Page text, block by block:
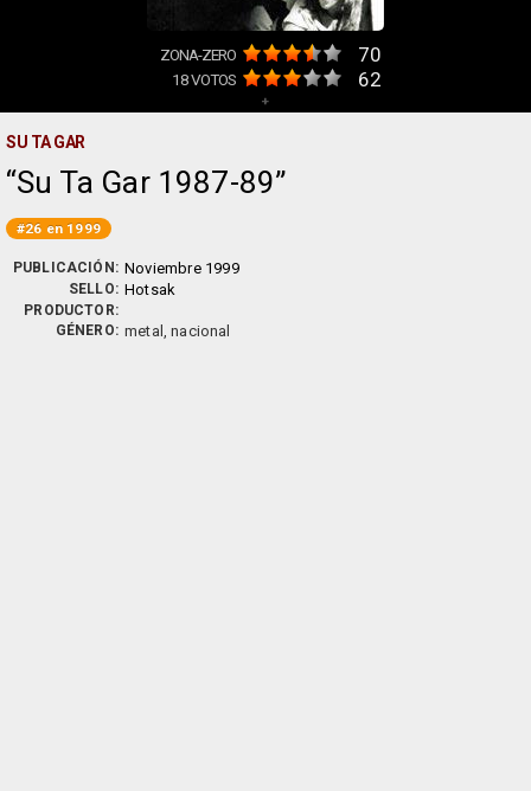
ZONA-ZERO 70
18VOTOS 62
+
SU TA GAR
Su Ta Gar 1987-89
#26 en 1999
PUBLICACIÓN: Noviembre 1999
SELLO: Hotsak
PRODUCTOR:
GÉNERO: metal, nacional